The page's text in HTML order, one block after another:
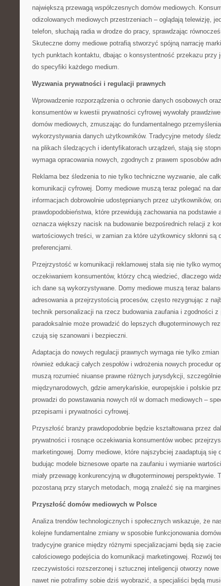
największą przewagą współczesnych domów mediowych.
odizolowanych mediowych przestrzeniach – oglądają telewizję,
telefon, słuchają radia w drodze do pracy, sprawdzając
Skuteczne domy mediowe potrafią stworzyć spójną narrację
tych punktach kontaktu, dbając o konsystentność przekazu przy
do specyfiki każdego medium.
Wyzwania prywatności i regulacji prawnych
Wprowadzenie rozporządzenia o ochronie danych osobowych
konsumentów w kwestii prywatności cyfrowej wywołały
domów mediowych, zmuszając do fundamentalnego
wykorzystywania danych użytkowników. Tradycyjne metody
na plikach śledzących i identyfikatorach urządzeń, stają się
wymaga opracowania nowych, zgodnych z prawem sposobów
Reklama bez śledzenia to nie tylko techniczne wyzwanie, ale
komunikacji cyfrowej. Domy mediowe muszą teraz polegać na
informacjach dobrowolnie udostępnianych przez użytkowników,
prawdopodobieństwa, które przewidują zachowania na podstawie
oznacza większy nacisk na budowanie bezpośrednich relacji z
wartościowych treści, w zamian za które użytkownicy skłonni są
preferencjami.
Przejrzystość w komunikacji reklamowej stała się nie tylko
oczekiwaniem konsumentów, którzy chcą wiedzieć, dlaczego
ich dane są wykorzystywane. Domy mediowe muszą teraz
adresowania a przejrzystością procesów, często rezygnując z
technik personalizacji na rzecz budowania zaufania i zgodności z
paradoksalnie może prowadzić do lepszych długoterminowych
czują się szanowani i bezpieczni.
Adaptacja do nowych regulacji prawnych wymaga nie tylko
również edukacji całych zespołów i wdrożenia nowych procedur
muszą rozumieć niuanse prawne różnych jurysdykcji,
międzynarodowych, gdzie amerykańskie, europejskie i polskie
prowadzi do powstawania nowych ról w domach mediowych –
przepisami i prywatności cyfrowej.
Przyszłość branży prawdopodobnie będzie kształtowana przez
prywatności i rosnące oczekiwania konsumentów wobec
marketingowej. Domy mediowe, które najszybciej zaadaptują się
budując modele biznesowe oparte na zaufaniu i wymianie
miały przewagę konkurencyjną w długoterminowej perspektywie.
pozostaną przy starych metodach, mogą znaleźć się na
Przyszłość domów mediowych w Polsce
Analiza trendów technologicznych i społecznych wskazuje, że
kolejne fundamentalne zmiany w sposobie funkcjonowania
tradycyjne granice między różnymi specjalizacjami będą się
całościowego podejścia do komunikacji marketingowej. Rozwój
rzeczywistości rozszerzonej i sztucznej inteligencji otworzy
nawet nie potrafimy sobie dziś wyobrazić, a specjaliści będą